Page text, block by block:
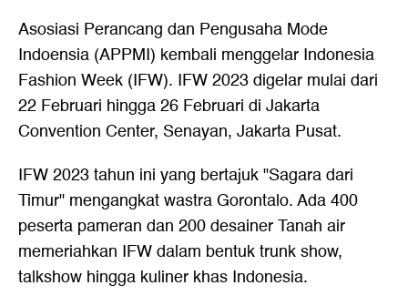
Asosiasi Perancang dan Pengusaha Mode
Indoensia (APPMI) kembali menggelar Indonesia
Fashion Week (IFW). IFW 2023 digelar mulai dari
22 Februari hingga 26 Februari di Jakarta
Convention Center, Senayan, Jakarta Pusat.
IFW 2023 tahun ini yang bertajuk "Sagara dari
Timur" mengangkat wastra Gorontalo. Ada 400
peserta pameran dan 200 desainer Tanah air
memeriahkan IFW dalam bentuk trunk show,
talkshow hingga kuliner khas Indonesia.